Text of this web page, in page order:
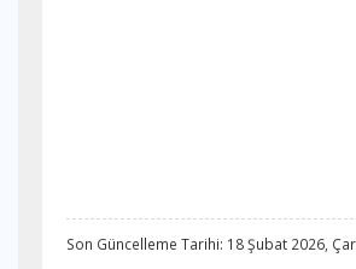
Son Güncelleme Tarihi: 18 Şubat 2026,